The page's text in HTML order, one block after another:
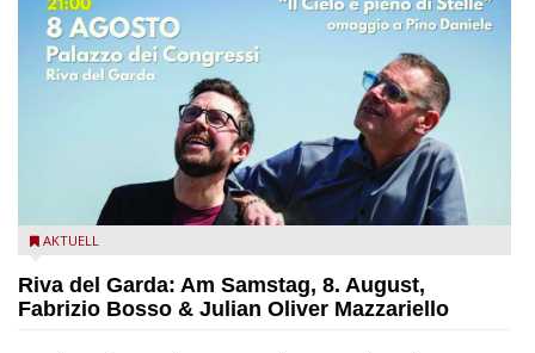
Fabrizio Bosso & Julian Oliver Mazzariello zu Gast beim Garda
AKTUELL
Riva del Garda: Am Samstag, 8. August,
Fabrizio Bosso & Julian Oliver Mazzariello